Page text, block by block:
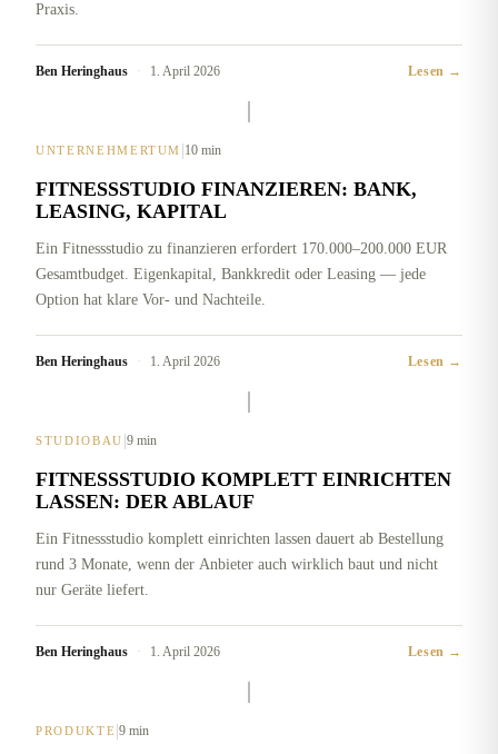
Praxis.
Ben Heringhaus · 1. April 2026 Lesen →
UNTERNEHMERTUM |10 min
FITNESSSTUDIO FINANZIEREN: BANK,
LEASING, KAPITAL
Ein Fitnessstudio zu finanzieren erfordert 170.000–200.000 EUR
Gesamtbudget. Eigenkapital, Bankkredit oder Leasing — jede
Option hat klare Vor- und Nachteile.
Ben Heringhaus · 1. April 2026 Lesen →
STUDIOBAU |9 min
FITNESSSTUDIO KOMPLETT EINRICHTEN
LASSEN: DER ABLAUF
Ein Fitnessstudio komplett einrichten lassen dauert ab Bestellung
rund 3 Monate, wenn der Anbieter auch wirklich baut und nicht
nur Geräte liefert.
Ben Heringhaus · 1. April 2026 Lesen →
PRODUKTE |9 min